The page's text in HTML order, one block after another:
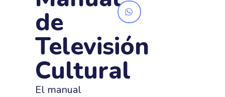
de
Televisión
Cultural
El manual